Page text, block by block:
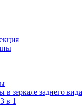
в зеркале заднего вида
в 1